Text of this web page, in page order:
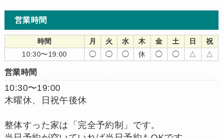
営業時間
時間 月 火 水 木 金 土 日
祝
10:30〜19:00
◯ ◯ ◯ 休 ◯ ◯ △ △
営業時間
10:30〜19:00
木曜休、日祝午後休
整体すった家は「完全予約制」です。